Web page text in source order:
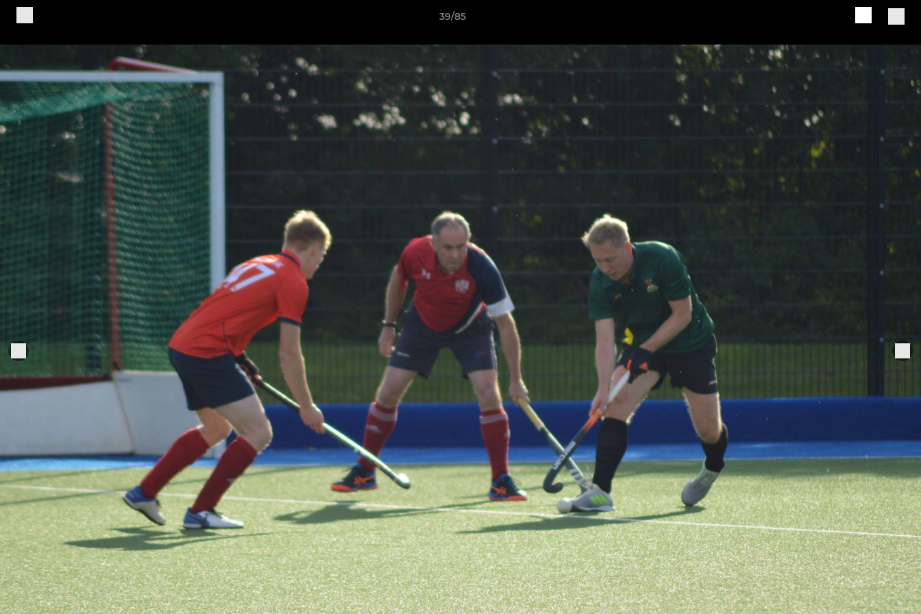
39/85